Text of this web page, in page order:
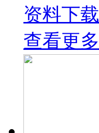
资料下载
查看更多